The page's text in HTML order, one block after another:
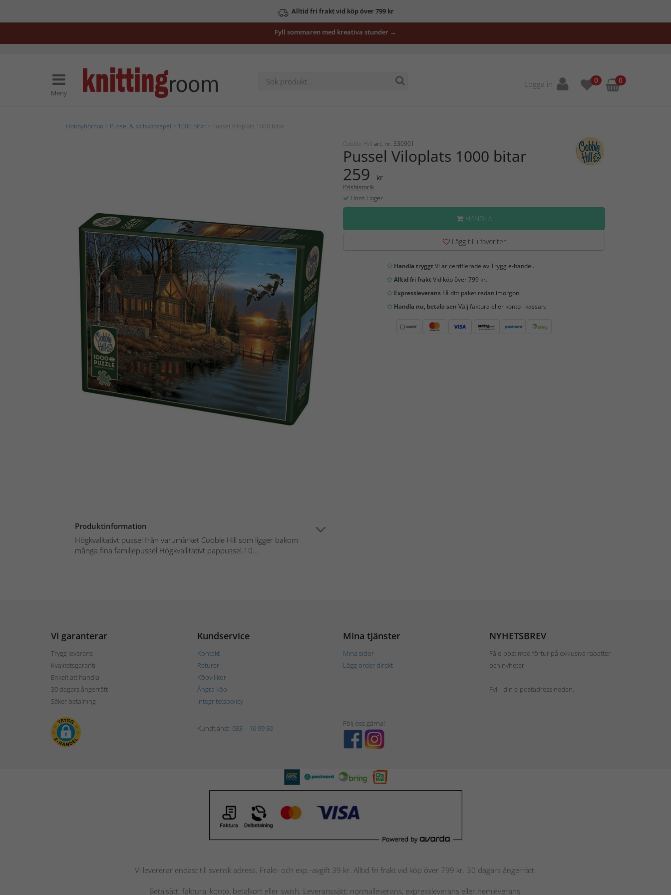
Alltid fri frakt vid köp över 799 kr
Fyll sommaren med kreativa stunder →
Meny
Logga in 0 0
Hobbyhörnan Pussel & sällskapsspel 1000 bitar > Pussel Viloplats 1000 bitar
Produktinformation
Högkvalitativt pussel från varumärket Cobble Hill som ligger bakom
många fina familjepussel.Högkvallitativt pappussel.10...
Cobble Hill art. nr: 330901
Pussel Viloplats 1000 bitar
259 kr
Prishistorik
Finns i lager
HANDLA
Lägg till i favoriter
Handla tryggtVi är certifierade av Trygg e-handel.
Alltid fri fraktVid köp över 799 kr.
ExpressleveransFå ditt paket redan imorgon.
Handla nu, betala sen Välj faktura eller konto i kassan.
Vi garanterar
Trygg leverans
Kvalitetsgaranti
Enkelt att handla
30 dagars ångerrätt
Säker betalning
Kundservice
Kontakt
Returer
Köpvillkor
Ångra köp
Integritetspolicy
Mina tjänster
Mina sidor
Lägg order direkt
NYHETSBREV
Få e-post med förtur på exklusiva rabatter
och nyheter.
Fyll i din e-postadress nedan.
Kundtjänst: 033 – 16 99 50
Följ oss gärna!
Vi levererar endast till svensk adress. Frakt- och exp.-avgift 39 kr. Alltid fri frakt vid köp över 799 kr. 30 dagars ångerrätt.
Betalsätt: faktura, konto, betalkort eller swish. Leveranssätt: normalleverans, expressleverans eller hemleverans.